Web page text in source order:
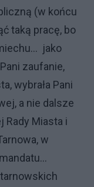
(w końcu
taką pracę, bo
jako
zaufanie,
wybrała Pani
a nie dalsze
Rady Miasta i
w